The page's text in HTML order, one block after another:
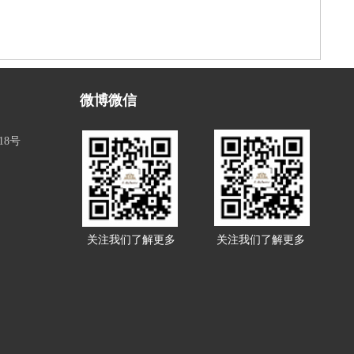
号
微博微信
关注我们了解更多 关注我们了解更多